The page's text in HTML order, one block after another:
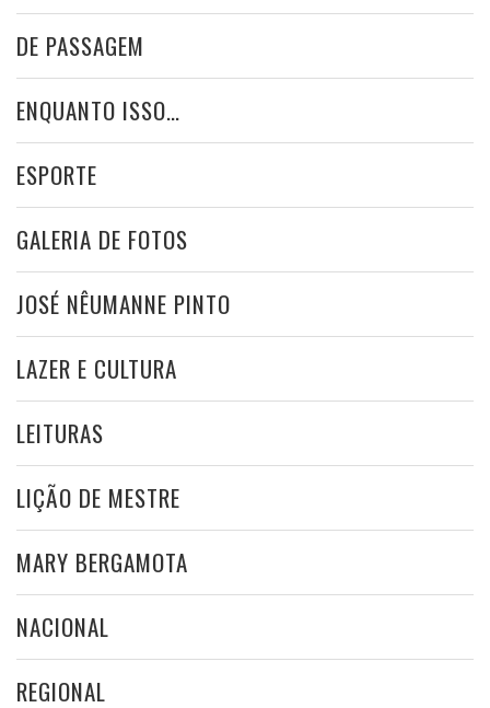
DE PASSAGEM
ENQUANTO ISSO…
ESPORTE
GALERIA DE FOTOS
JOSÉ NÊUMANNE PINTO
LAZER E CULTURA
LEITURAS
LIÇÃO DE MESTRE
MARY BERGAMOTA
NACIONAL
REGIONAL